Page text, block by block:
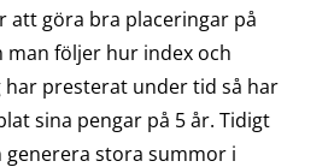
att göra bra placeringar på
man följer hur index och
presterat under tid så har
sina pengar på 5 år. Tidigt
generera stora summor i